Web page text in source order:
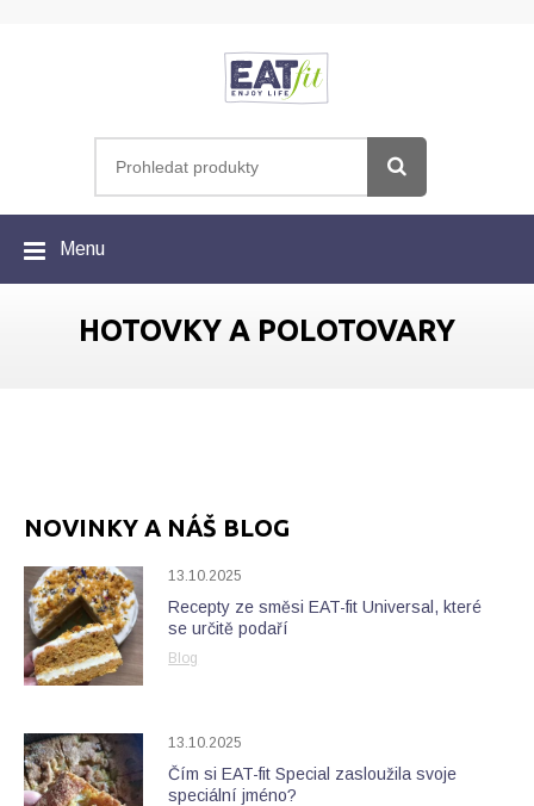
Menu
HOTOVKY A POLOTOVARY
NOVINKY A NÁŠ BLOG
13.10.2025
Recepty ze směsi EAT-fit Universal, které
se určitě podaří
Blog
13.10.2025
Čím si EAT-fit Special zasloužila svoje
speciální jméno?